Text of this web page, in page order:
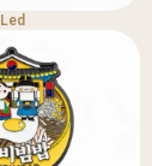
Led